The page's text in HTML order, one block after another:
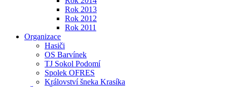
Rok 2013
Rok 2012
Rok 2011
Organizace
Hasiči
OS Barvínek
TJ Sokol Podomí
Spolek OFRES
Království šneka Krasíka